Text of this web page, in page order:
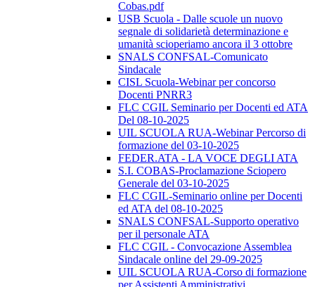
Cobas.pdf
USB Scuola - Dalle scuole un nuovo
segnale di solidarietà determinazione e
umanità scioperiamo ancora il 3 ottobre
SNALS CONFSAL-Comunicato
Sindacale
CISL Scuola-Webinar per concorso
Docenti PNRR3
FLC CGIL Seminario per Docenti ed ATA
Del 08-10-2025
UIL SCUOLA RUA-Webinar Percorso di
formazione del 03-10-2025
FEDER.ATA - LA VOCE DEGLI ATA
S.I. COBAS-Proclamazione Sciopero
Generale del 03-10-2025
FLC CGIL-Seminario online per Docenti
ed ATA del 08-10-2025
SNALS CONFSAL-Supporto operativo
per il personale ATA
FLC CGIL - Convocazione Assemblea
Sindacale online del 29-09-2025
UIL SCUOLA RUA-Corso di formazione